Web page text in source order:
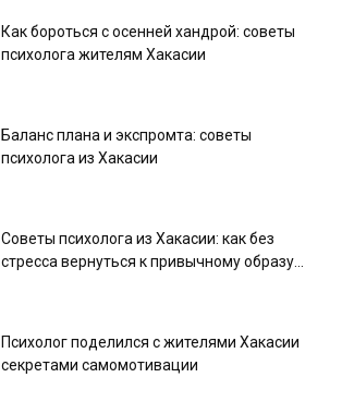
Как бороться с осенней хандрой: советы
психолога жителям Хакасии
Баланс плана и экспромта: советы
психолога из Хакасии
Советы психолога из Хакасии: как без
стресса вернуться к привычному образу...
Психолог поделился с жителями Хакасии
секретами самомотивации